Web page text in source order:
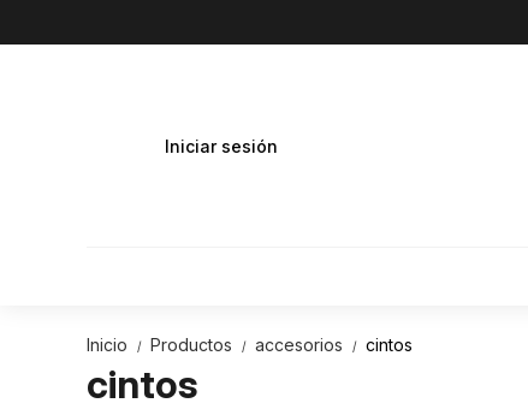
Iniciar sesión
Inicio / Productos / accesorios / cintos
cintos